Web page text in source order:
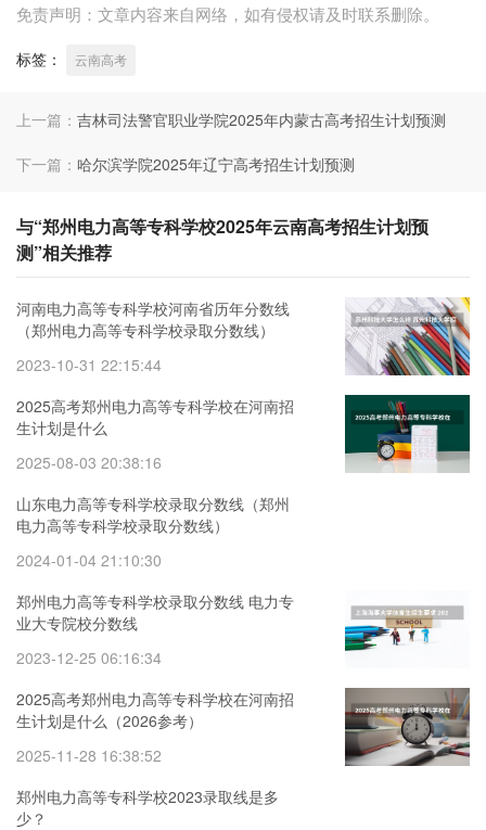
免责声明：文章内容来自网络，如有侵权请及时联系删除。
标签： 云南高考
上一篇： 吉林司法警官职业学院2025年内蒙古高考招生计划预测
下一篇： 哈尔滨学院2025年辽宁高考招生计划预测
与“郑州电力高等专科学校2025年云南高考招生计划预
测”相关推荐
河南电力高等专科学校河南省历年分数线
（郑州电力高等专科学校录取分数线）
2023-10-31 22:15:44
2025高考郑州电力高等专科学校在河南招
生计划是什么
2025-08-03 20:38:16
山东电力高等专科学校录取分数线（郑州
电力高等专科学校录取分数线）
2024-01-04 21:10:30
郑州电力高等专科学校录取分数线 电力专
业大专院校分数线
2023-12-25 06:16:34
2025高考郑州电力高等专科学校在河南招
生计划是什么（2026参考）
2025-11-28 16:38:52
郑州电力高等专科学校2023录取线是多
少？